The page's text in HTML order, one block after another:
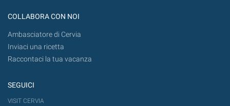
COLLABORA CON NOI
Ambasciatore di Cervia
Inviaci una ricetta
Raccontaci la tua vacanza
SEGUICI
VISIT CERVIA